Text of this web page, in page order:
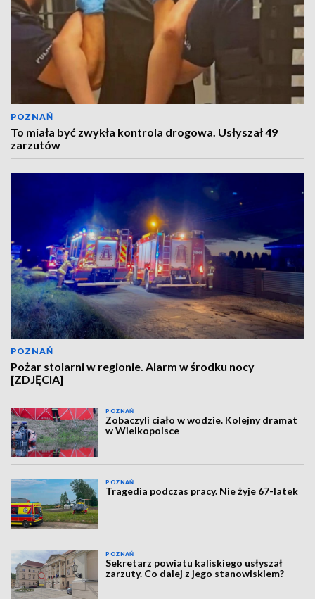
POZNAŃ
To miała być zwykła kontrola drogowa. Usłyszał 49
zarzutów
POZNAŃ
Pożar stolarni w regionie. Alarm w środku nocy
[ZDJĘCIA]
POZNAŃ
Zobaczyli ciało w wodzie. Kolejny dramat
w Wielkopolsce
POZNAŃ
Tragedia podczas pracy. Nie żyje 67-latek
POZNAŃ
Sekretarz powiatu kaliskiego usłyszał
zarzuty. Co dalej z jego stanowiskiem?